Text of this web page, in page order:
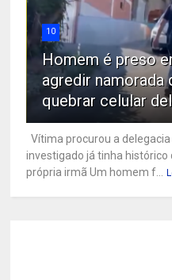
10
Homem é preso
agredir namorada
quebrar celular
Vítima procurou a
investigado já tinha
própria irmã Um homem f...